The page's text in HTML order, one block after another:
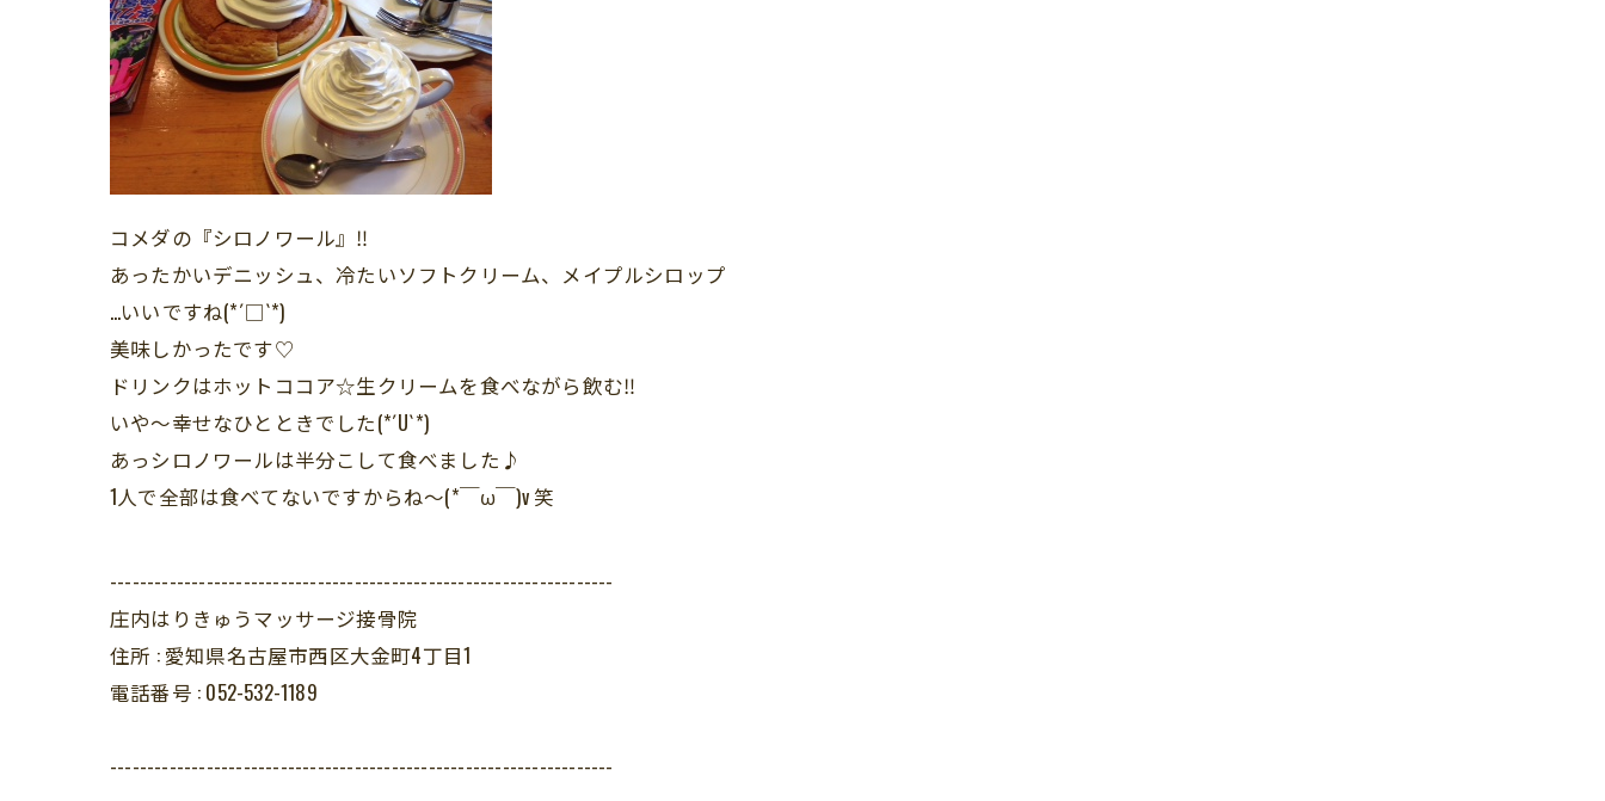
コメダの『シロノワール』‼︎
あったかいデニッシュ、冷たいソフトクリーム、メイプルシロップ
…いいですね(*´□`*)
美味しかったです♡
ドリンクはホットココア☆生クリームを食べながら飲む‼︎
いや〜幸せなひとときでした(*´U`*)
あっシロノワールは半分こして食べました♪
1人で全部は食べてないですからね〜(*￣ω￣)v 笑
--------------------------------------------------------------------
庄内はりきゅうマッサージ接骨院
住所 : 愛知県名古屋市西区大金町4丁目1
電話番号 : 052-532-1189
--------------------------------------------------------------------